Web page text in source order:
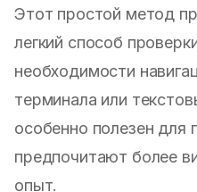
Этот простой метод
легкий способ
необходимости
терминала или
особенно полезен для
предпочитают более
опыт.